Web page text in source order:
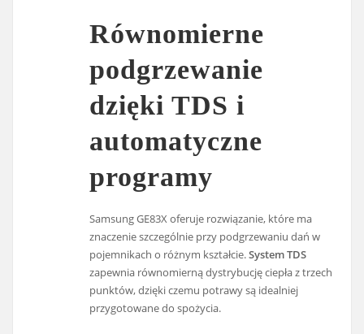
Równomierne
podgrzewanie
dzięki TDS i
automatyczne
programy
Samsung GE83X oferuje rozwiązanie, które ma
znaczenie szczególnie przy podgrzewaniu dań w
pojemnikach o różnym kształcie.System TDS
zapewnia równomierną dystrybucję ciepła z trzech
punktów, dzięki czemu potrawy są idealniej
przygotowane do spożycia.